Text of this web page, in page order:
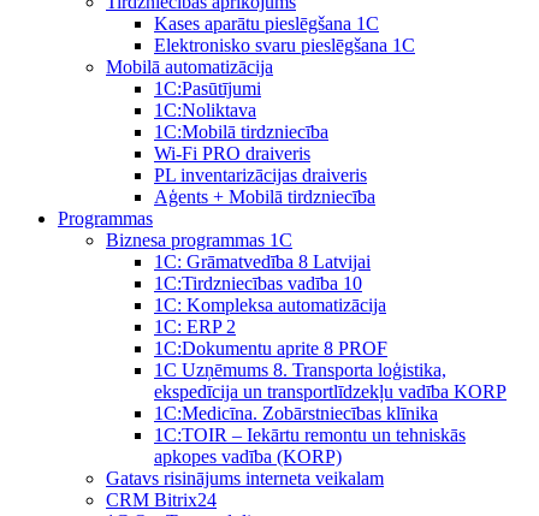
Kases aparātu pieslēgšana 1C
Elektronisko svaru pieslēgšana 1C
Mobilā automatizācija
1С:Pasūtījumi
1С:Noliktava
1С:Mobilā tirdzniecība
Wi-Fi PRO draiveris
PL inventarizācijas draiveris
Aģents + Mobilā tirdzniecība
Programmas
Biznesa programmas 1C
1C: Grāmatvedība 8 Latvijai
1C:Tirdzniecības vadība 10
1С: Kompleksa automatizācija
1C: ERP 2
1С:Dokumentu aprite 8 PROF
1C Uzņēmums 8. Transporta loģistika,
ekspedīcija un transportlīdzekļu vadība KORP
1C:Medicīna. Zobārstniecības klīnika
1C:TOIR – Iekārtu remontu un tehniskās
apkopes vadība (KORP)
Gatavs risinājums interneta veikalam
CRM Bitrix24